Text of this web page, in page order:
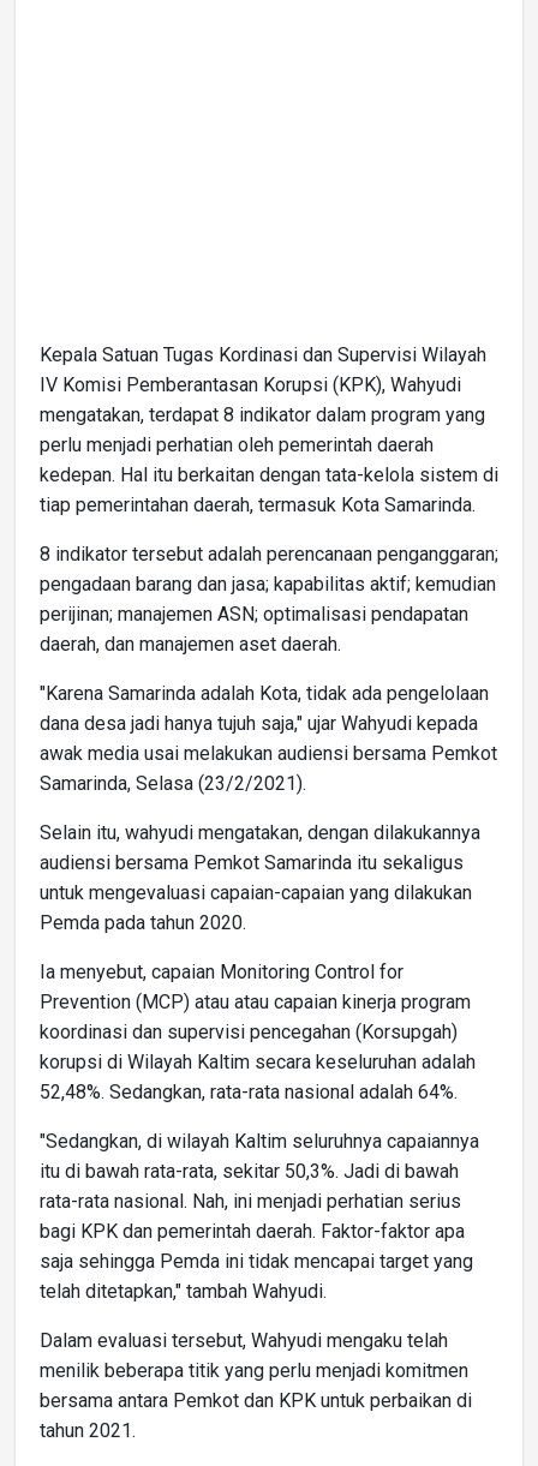
Kepala Satuan Tugas Kordinasi dan Supervisi Wilayah
IV Komisi Pemberantasan Korupsi (KPK), Wahyudi
mengatakan, terdapat 8 indikator dalam program yang
perlu menjadi perhatian oleh pemerintah daerah
kedepan. Hal itu berkaitan dengan tata-kelola sistem di
tiap pemerintahan daerah, termasuk Kota Samarinda.
8 indikator tersebut adalah perencanaan penganggaran;
pengadaan barang dan jasa; kapabilitas aktif; kemudian
perijinan; manajemen ASN; optimalisasi pendapatan
daerah, dan manajemen aset daerah.
"Karena Samarinda adalah Kota, tidak ada pengelolaan
dana desa jadi hanya tujuh saja," ujar Wahyudi kepada
awak media usai melakukan audiensi bersama Pemkot
Samarinda, Selasa (23/2/2021).
Selain itu, wahyudi mengatakan, dengan dilakukannya
audiensi bersama Pemkot Samarinda itu sekaligus
untuk mengevaluasi capaian-capaian yang dilakukan
Pemda pada tahun 2020.
Ia menyebut, capaian Monitoring Control for
Prevention (MCP) atau atau capaian kinerja program
koordinasi dan supervisi pencegahan (Korsupgah)
korupsi di Wilayah Kaltim secara keseluruhan adalah
52,48%. Sedangkan, rata-rata nasional adalah 64%.
"Sedangkan, di wilayah Kaltim seluruhnya capaiannya
itu di bawah rata-rata, sekitar 50,3%. Jadi di bawah
rata-rata nasional. Nah, ini menjadi perhatian serius
bagi KPK dan pemerintah daerah. Faktor-faktor apa
saja sehingga Pemda ini tidak mencapai target yang
telah ditetapkan," tambah Wahyudi.
Dalam evaluasi tersebut, Wahyudi mengaku telah
menilik beberapa titik yang perlu menjadi komitmen
bersama antara Pemkot dan KPK untuk perbaikan di
tahun 2021.